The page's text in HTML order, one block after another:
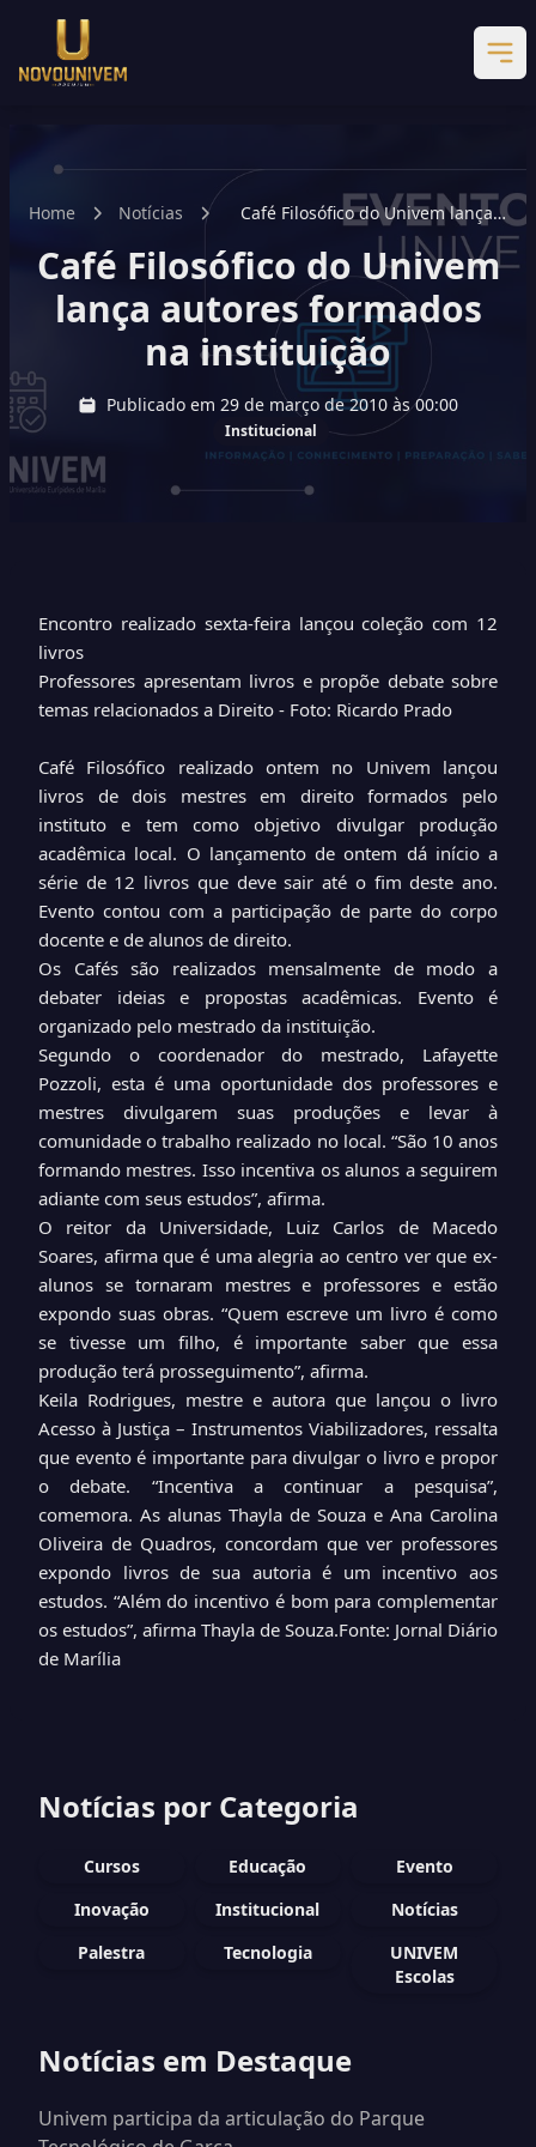
Home Notícias
Café Filosófico do Univem lança
autores formados na instituição
Café Filosófico do Univem
lança autores formados
na instituição
Publicado em 29 de março de 2010 às 00:00
Institucional
Encontro realizado sexta-feira lançou coleção com 12
livros
Professores apresentam livros e propõe debate sobre
temas relacionados a Direito - Foto: Ricardo Prado
Café Filosófico realizado ontem no Univem lançou
livros de dois mestres em direito formados pelo
instituto e tem como objetivo divulgar produção
acadêmica local. O lançamento de ontem dá início a
série de 12 livros que deve sair até o fim deste ano.
Evento contou com a participação de parte do corpo
docente e de alunos de direito.
Os Cafés são realizados mensalmente de modo a
debater ideias e propostas acadêmicas. Evento é
organizado pelo mestrado da instituição.
Segundo o coordenador do mestrado, Lafayette
Pozzoli, esta é uma oportunidade dos professores e
mestres divulgarem suas produções e levar à
comunidade o trabalho realizado no local. “São 10 anos
formando mestres. Isso incentiva os alunos a seguirem
adiante com seus estudos”, afirma.
O reitor da Universidade, Luiz Carlos de Macedo
Soares, afirma que é uma alegria ao centro ver que ex-
alunos se tornaram mestres e professores e estão
expondo suas obras. “Quem escreve um livro é como
se tivesse um filho, é importante saber que essa
produção terá prosseguimento”, afirma.
Keila Rodrigues, mestre e autora que lançou o livro
Acesso à Justiça – Instrumentos Viabilizadores, ressalta
que evento é importante para divulgar o livro e propor
o debate. “Incentiva a continuar a pesquisa”,
comemora. As alunas Thayla de Souza e Ana Carolina
Oliveira de Quadros, concordam que ver professores
expondo livros de sua autoria é um incentivo aos
estudos. “Além do incentivo é bom para complementar
os estudos”, afirma Thayla de Souza.Fonte: Jornal Diário
de Marília
Notícias por Categoria
Cursos Educação
Evento
Inovação
Institucional
Notícias
Palestra
Tecnologia
UNIVEM
Escolas
Notícias em Destaque
Univem participa da articulação do Parque